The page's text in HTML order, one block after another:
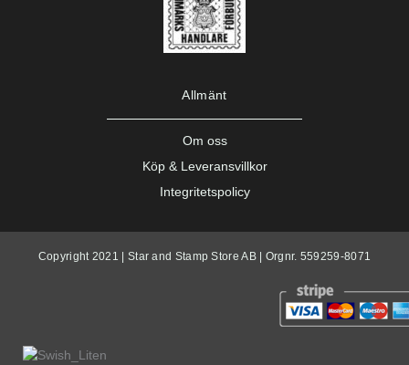
Allmänt
Om oss
Köp & Leveransvillkor
Integritetspolicy
Copyright 2021 | Star and Stamp Store AB | Orgnr. 559259-8071